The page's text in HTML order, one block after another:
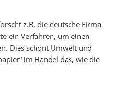
z.B. die deutsche Firma
ein Verfahren, um einen
Dies schont Umwelt und
im Handel das, wie die